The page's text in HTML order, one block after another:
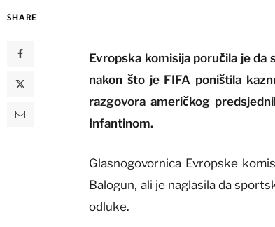
SHARE
Evropska komisija poručila je
nakon što je FIFA poništila
razgovora američkog
Infantinom.
Glasnogovornica Evropske
Balogun, ali je naglasila da
odluke.